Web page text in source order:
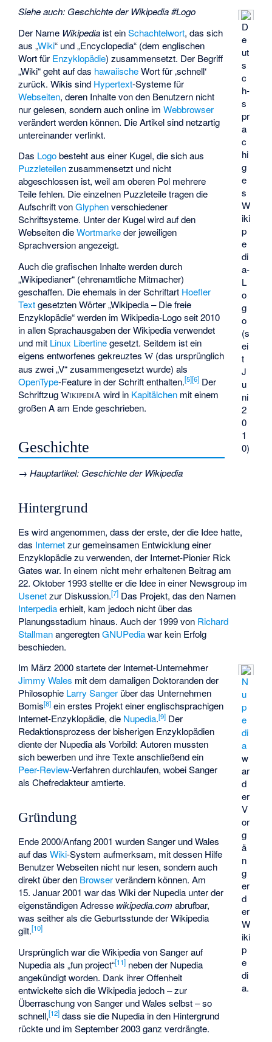
D
e
ut
s
c
h­
s
pr
a
c
hi
g
e
s
W
iki
p
e
di
a-
L
o
g
o
(s
ei
t
J
u
ni
2
0
1
0)
Siehe auch: Geschichte der Wikipedia #Logo
Der Name Wikipedia ist einSchachtelwort, das sich
aus „Wiki“ und „Encyclopedia“ (dem englischen
Wort für Enzyklopädie) zusammensetzt. Der Begriff
„Wiki“ geht auf das hawaiischeWort für ‚schnell‘
zurück. Wikis sind Hypertext-Systeme für
Webseiten, deren Inhalte von den Benutzern nicht
nur gelesen, sondern auch online imWebbrowser
verändert werden können. Die Artikel sind netzartig
untereinander verlinkt.
Das Logobesteht aus einer Kugel, die sich aus
Puzzleteilenzusammensetzt und nicht
abgeschlossen ist, weil am oberen Pol mehrere
Teile fehlen. Die einzelnen Puzzleteile tragen die
Aufschrift vonGlyphenverschiedener
Schriftsysteme. Unter der Kugel wird auf den
Webseiten dieWortmarkeder jeweiligen
Sprachversion angezeigt.
Auch die grafischen Inhalte werden durch
„Wikipedianer“ (ehrenamtliche Mitmacher)
geschaffen. Die ehemals in der Schriftart Hoefler
Textgesetzten Wörter „Wikipedia – Die freie
Enzyklopädie“ werden im Wikipedia-Logo seit 2010
in allen Sprachausgaben der Wikipedia verwendet
und mit Linux Libertinegesetzt. Seitdem ist ein
eigens entworfenes gekreuztesW (das ursprünglich
aus zwei „V“ zusammengesetzt wurde) als
OpenType-Feature in der Schrift enthalten.[5][6] Der
SchriftzugWikipediA wird in Kapitälchen mit einem
großen A am Ende geschrieben.
Geschichte
→Hauptartikel: Geschichte der Wikipedia
Hintergrund
Es wird angenommen, dass der erste, der die Idee hatte,
das Internetzur gemeinsamen Entwicklung einer
Enzyklopädie zu verwenden, der Internet-Pionier Rick
Gates war. In einem nicht mehr erhaltenen Beitrag am
22. Oktober 1993 stellte er die Idee in einer Newsgroup im
Usenetzur Diskussion.[7] Das Projekt, das den Namen
Interpediaerhielt, kam jedoch nicht über das
Planungsstadium hinaus. Auch der 1999 von Richard
StallmanangeregtenGNUPediawar kein Erfolg
beschieden.
N
u
p
e
di
a
w
ar
d
er
V
or
g
ä
n
g
er
d
er
W
iki
p
e
di
a.
Im März 2000 startete der Internet-Unternehmer
Jimmy Wales mit dem damaligen Doktoranden der
Philosophie Larry Sanger über das Unternehmen
Bomis[8] ein erstes Projekt einer englischsprachigen
Internet-Enzyklopädie, die Nupedia.[9] Der
Redaktionsprozess der bisherigen Enzyklopädien
diente der Nupedia als Vorbild: Autoren mussten
sich bewerben und ihre Texte anschließend ein
Peer-Review-Verfahren durchlaufen, wobei Sanger
als Chefredakteur amtierte.
Gründung
Ende 2000/Anfang 2001 wurden Sanger und Wales
auf dasWiki-System aufmerksam, mit dessen Hilfe
Benutzer Webseiten nicht nur lesen, sondern auch
direkt über den Browserverändern können. Am
15. Januar 2001 war das Wiki der Nupedia unter der
eigenständigen Adresse wikipedia.com abrufbar,
was seither als die Geburtsstunde der Wikipedia
gilt.[10]
Ursprünglich war die Wikipedia von Sanger auf
Nupedia als „fun project“[11] neben der Nupedia
angekündigt worden. Dank ihrer Offenheit
entwickelte sich die Wikipedia jedoch – zur
Überraschung von Sanger und Wales selbst – so
schnell,[12] dass sie die Nupedia in den Hintergrund
rückte und im September 2003 ganz verdrängte.